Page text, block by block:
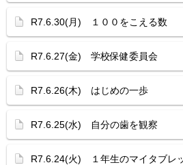
R7.6.30(月) １００をこえる数
R7.6.27(金) 学校保健委員会
R7.6.26(木) はじめの一歩
R7.6.25(水) 自分の歯を観察
R7.6.24(火) １年生のマイタブレ